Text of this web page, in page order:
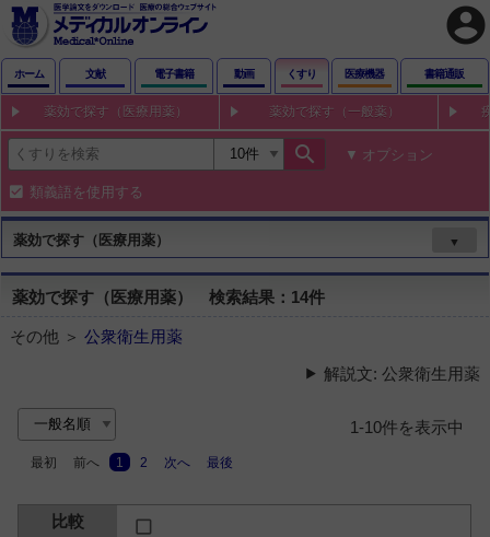
account_circle
ホーム 文献 電子書籍 動画 くすり 医療機器 書籍通販
薬効で探す（医療用薬） 薬効で探す（一般薬）
search オプション
類義語を使用する
薬効で探す（医療用薬） ▼
薬効で探す（医療用薬） 検索結果：14件
その他 ＞ 公衆衛生用薬
解説文: 公衆衛生用薬
1-10件を表示中
最初 前へ 1 2 次へ 最後